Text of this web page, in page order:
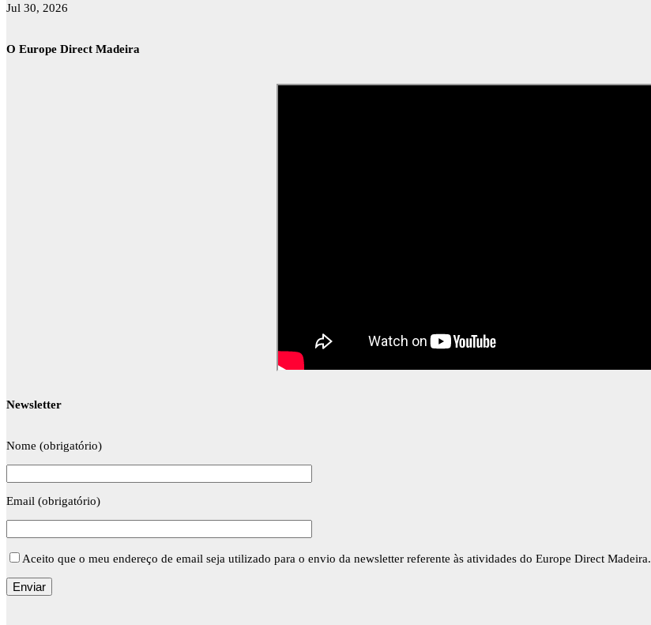
Jul 30, 2026
O Europe Direct Madeira
Newsletter
Nome (obrigatório)
Email (obrigatório)
Aceito que o meu endereço de email seja utilizado para o envio da newsletter referente às atividades do Europe Direct Madeira.